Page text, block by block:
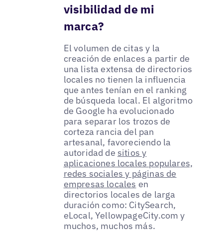
visibilidad de mi
marca?
El volumen de citas y la
creación de enlaces a partir de
una lista extensa de directorios
locales no tienen la influencia
que antes tenían en el ranking
de búsqueda local. El algoritmo
de Google ha evolucionado
para separar los trozos de
corteza rancia del pan
artesanal, favoreciendo la
autoridad de sitios y
aplicaciones locales populares,
redes sociales y páginas de
empresas locales en
directorios locales de larga
duración como: CitySearch,
eLocal, YellowpageCity.com y
muchos, muchos más.